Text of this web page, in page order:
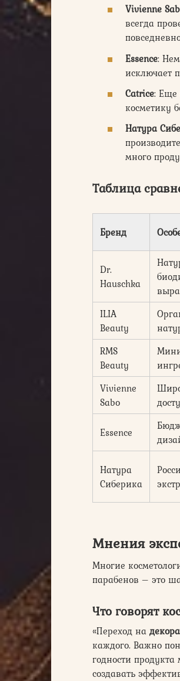
Vivienne
всегда
Essence:
исключает
Catrice: Еще
косметику
Натура
много
Таблица
Бренд
Dr.
Hauschka
ILIA
Beauty
RMS
Beauty
Vivienne
Sabo
Essence
Натура
Сиберика
Мнения
Многие
парабенов – это
Что говорят
«Переход на
каждого. Важно
годности
создавать